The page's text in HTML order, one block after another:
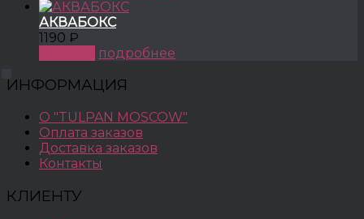
АКВАБОКС
1190 ₽
подробнее
ИНФОРМАЦИЯ
О "TULPAN MOSCOW"
Оплата заказов
Доставка заказов
Контакты
КЛИЕНТУ